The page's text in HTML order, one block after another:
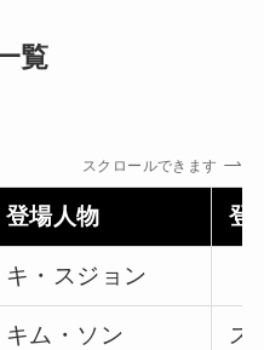
覧
スクロールできます
登場人物 登
キ・スジョン
キム・ソン ス